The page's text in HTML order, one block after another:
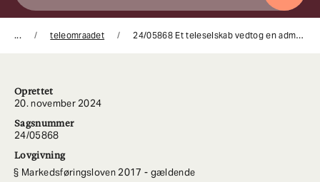
... teleomraadet 24/05868 Et teleselskab vedtog en administrativ bøde på 50.000 kroner for uanmodede telefoniske henvendelser
Oprettet
20. november 2024
Sagsnummer
24/05868
Lovgivning
Markedsføringsloven 2017 - gældende